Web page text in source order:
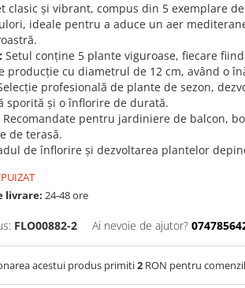
clasic și vibrant, compus din 5 exemplare
ideale pentru a aduce un aer
Setul conține 5 plante viguroase, fiecare
producție cu diametrul de 12 cm, având o
profesională de plante de sezon,
sporită și o înflorire de durată.
Recomandate pentru jardiniere de balcon,
de terasă.
de înflorire și dezvoltarea plantelor
livrare: 24-48 ore
FLO00882-2 Ai nevoie de ajutor?
acestui produs primiti2 RON pentru